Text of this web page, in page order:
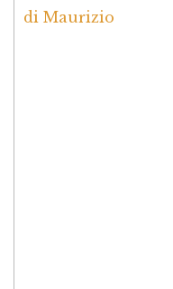
Valutato4
di Maurizio